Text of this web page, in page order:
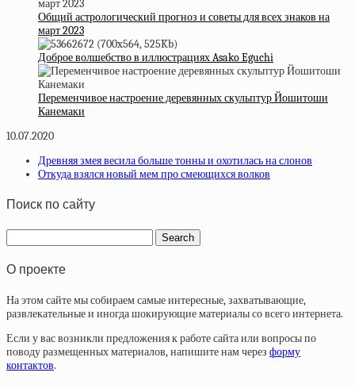
Общий астрологический прогноз и советы для всех знаков на
март 2023
Доброе волшебство в иллюстрациях Asako Eguchi
Переменчивое настроение деревянных скульптур Йошитоши
Канемаки
10.07.2020
Древняя змея весила больше тонны и охотилась на слонов
Откуда взялся новый мем про смеющихся волков
Поиск по сайту
О проекте
На этом сайте мы собираем самые интересные, захватывающие,
развлекательные и иногда шокирующие материалы со всего интернета.
Если у вас возникли предложения к работе сайта или вопросы по
поводу размещенных материалов, напишите нам через форму
контактов.